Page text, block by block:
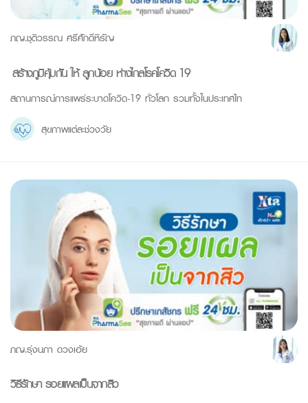
ภญ.ชุติวรรณ ศรีศักดิ์หิรัญ
สร้างภูมิคุ้มกัน ให้ ลูกน้อย ห่างไกลโรคโควิด-19
สถานการณ์การแพร่ระบาดโควิด-19 ทั่วโลก รวมทั้งในประเทศไท
สุขภาพแต่ละช่วงวัย
ภญ.รุ่งนภา ดวงเอ้ย
วิธีรักษา รอยแผลเป็นจากสิว